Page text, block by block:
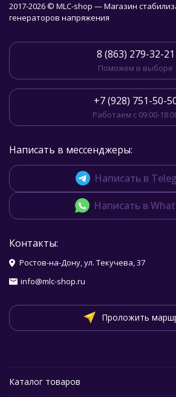
2017-2026 © MLC-shop — Магазин
генераторов напряжения
8 (863) 279-32-21
Поможем в выборе
+7 (928) 751-50-
Работаем с 09:00-
Написать в мессенджеры:
Написать в
Написать в
Контакты:
Ростов-на-Дону, ул. Текучева, 37
info@mlc-shop.ru
Проложить
Каталог товаров